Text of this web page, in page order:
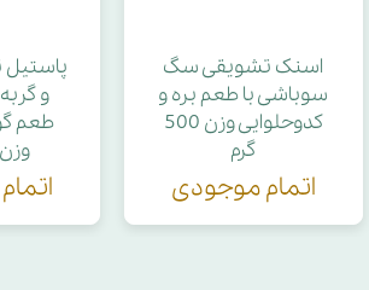
اسنک تشویقی سگ
سوباشی با طعم بره و
کدوحلوایی وزن 500
گرم
اتمام موجودی
و
طعم
وزن 100 گرم